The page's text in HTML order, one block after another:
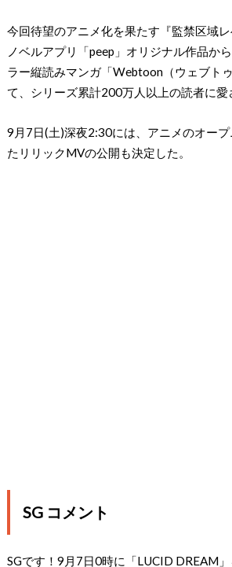
今回待望のアニメ化を果たす『監禁区域
ノベルアプリ「peep」オリジナル作品か
ラー縦読みマンガ「Webtoon（ウェブト
て、シリーズ累計200万人以上の読者に愛
9月7日(土)深夜2:30には、アニメのオープ
たリリックMVの公開も決定した。
SG コメント
SGです！9月7日0時に「LUCID DREAM